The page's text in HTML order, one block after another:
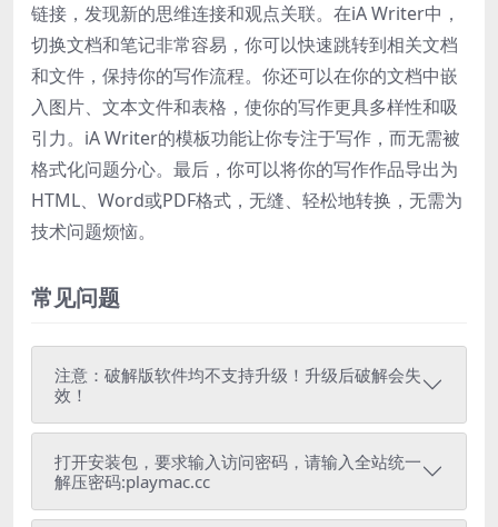
链接，发现新的思维连接和观点关联。在iA Writer中，
切换文档和笔记非常容易，你可以快速跳转到相关文档
和文件，保持你的写作流程。你还可以在你的文档中嵌
入图片、文本文件和表格，使你的写作更具多样性和吸
引力。iA Writer的模板功能让你专注于写作，而无需被
格式化问题分心。最后，你可以将你的写作作品导出为
HTML、Word或PDF格式，无缝、轻松地转换，无需为
技术问题烦恼。
常见问题
注意：破解版软件均不支持升级！升级后破解会失
效！
打开安装包，要求输入访问密码，请输入全站统一
解压密码:playmac.cc